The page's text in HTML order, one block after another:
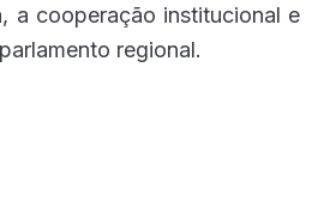
a cooperação institucional e
regional.